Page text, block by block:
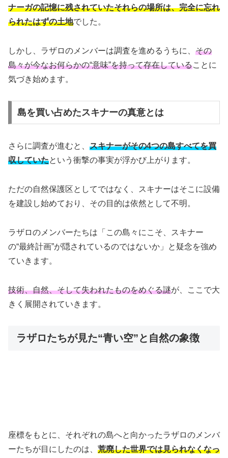
ナーガの記憶に残されていたそれらの場所は、完全に忘れ
られたはずの土地でした。
しかし、ラザロのメンバーは調査を進めるうちに、 その
島々が今なお何らかの“意味”を持って存在していることに
気づき始めます。
島を買い占めたスキナーの真意とは
さらに調査が進むと、 スキナーがその4つの島すべてを買
収していたという衝撃の事実が浮かび上がります。
ただの自然保護区としてではなく、スキナーはそこに設備
を建設し始めており、その目的は依然として不明。
ラザロのメンバーたちは「この島々にこそ、スキナー
の“最終計画”が隠されているのではないか」と疑念を強め
ていきます。
技術、自然、そして失われたものをめぐる謎が、ここで大
きく展開されていきます。
ラザロたちが見た“青い空”と自然の象徴
座標をもとに、それぞれの島へと向かったラザロのメンバ
ーたちが目にしたのは、 荒廃した世界では見られなくなっ